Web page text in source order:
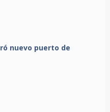
nuevo puerto de